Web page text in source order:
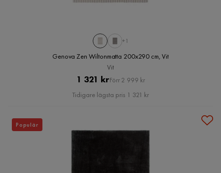
+1
Genova Zen Wiltonmatta 200x290 cm, Vit
Vit
Pris
1 321 krOriginal
Pris
Förr 2 999 kr
Tidigare lägsta pris 1 321 kr
Populär